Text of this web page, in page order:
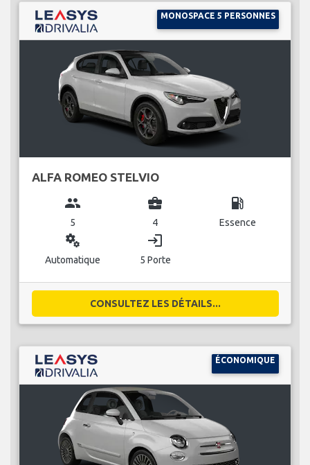
MONOSPACE 5 PERSONNES
ALFA ROMEO STELVIO
group
5
business_center
4
local_gas_station
Essence
miscellaneous_services
Automatique
login
5 Porte
CONSULTEZ LES DÉTAILS...
ÉCONOMIQUE